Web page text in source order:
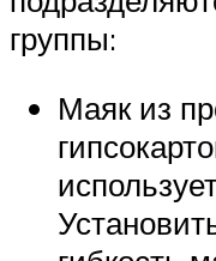
группы:
Маяк из